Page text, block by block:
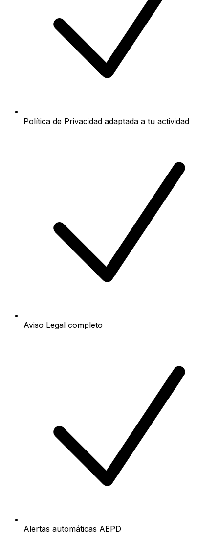
Política de Privacidad adaptada a tu actividad
Aviso Legal completo
Alertas automáticas AEPD